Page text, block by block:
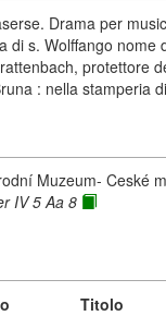
Drama per
di s. Wolffango nome
protettore
: nella stamperia
Muzeum- Ceské
IV 5 Aa 8
Titolo